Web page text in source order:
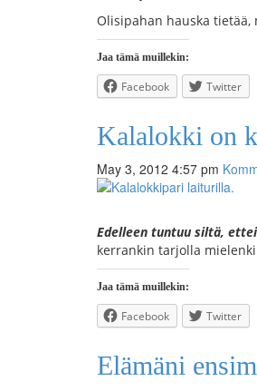
Olisipahan hauska
Jaa tämä muillekin:
Facebook Twitter
Kalalokki on
May 3, 2012 4:57 pm
Edelleen tuntuu siltä,
kerrankin tarjolla
Jaa tämä muillekin:
Facebook Twitter
Elämäni